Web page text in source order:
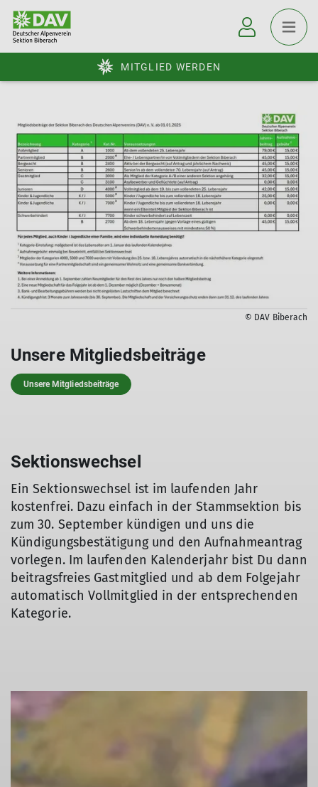
MITGLIED WERDEN
© DAV Biberach
Unsere Mitgliedsbeiträge
Unsere Mitgliedsbeiträge
Sektionswechsel
Ein Sektionswechsel ist im laufenden Jahr
kostenfrei. Dazu einfach in der Stammsektion bis
zum 30. September kündigen und uns die
Kündigungsbestätigung und den Aufnahmeantrag
vorlegen. Im laufenden Kalenderjahr bist Du dann
beitragsfreies Gastmitglied und ab dem Folgejahr
automatisch Vollmitglied in der entsprechenden
Kategorie.